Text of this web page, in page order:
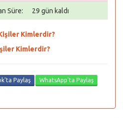
Süre: 29 gün kaldı
Kimlerdir?
Kimlerdir?
Paylaş
WhatsApp'ta Paylaş